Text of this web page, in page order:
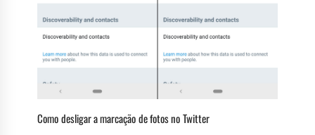
Como desligar a marcação de fotos no Twitter